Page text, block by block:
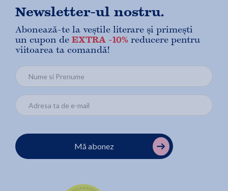
Newsletter-ul nostru.
Abonează-te la veștile literare și primești
un cupon de EXTRA -10% reducere pentru
viitoarea ta comandă!
Mă abonez